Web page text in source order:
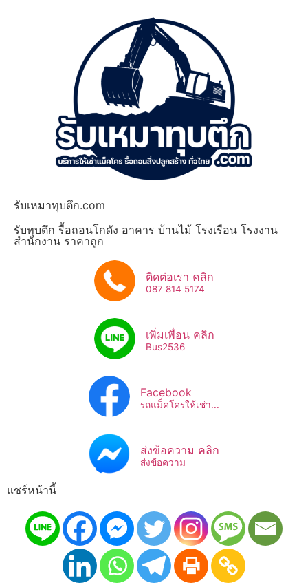
รับเหมาทุบตึก.com
รับทุบตึก รื้อถอนโกดัง อาคาร บ้านไม้ โรงเรือน โรงงาน
สำนักงาน ราคาถูก
ติดต่อเรา คลิก
087 814 5174
เพิ่มเพื่อน คลิก
Bus2536​
Facebook
รถแม็คโครให้เช่า...
ส่งข้อความ คลิก
ส่งข้อความ
แชร์หน้านี้